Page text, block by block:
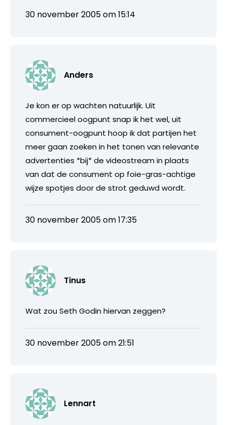
30 november 2005 om 15:14
Anders
Je kon er op wachten natuurlijk. Uit
commercieel oogpunt snap ik het wel, uit
consument-oogpunt hoop ik dat partijen het
meer gaan zoeken in het tonen van relevante
advertenties *bij* de videostream in plaats
van dat de consument op foie-gras-achtige
wijze spotjes door de strot geduwd wordt.
30 november 2005 om 17:35
Tinus
Wat zou Seth Godin hiervan zeggen?
30 november 2005 om 21:51
Lennart